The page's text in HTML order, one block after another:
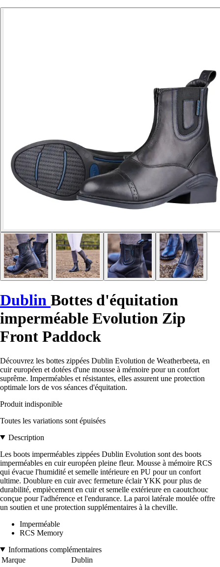
Dublin Bottes d'équitation
imperméable Evolution Zip
Front Paddock
Découvrez les bottes zippées Dublin Evolution de Weatherbeeta, en
cuir européen et dotées d'une mousse à mémoire pour un confort
suprême. Imperméables et résistantes, elles assurent une protection
optimale lors de vos séances d'équitation.
Produit indisponible
Toutes les variations sont épuisées
Description
Les boots imperméables zippées Dublin Evolution sont des boots
imperméables en cuir européen pleine fleur. Mousse à mémoire RCS
qui évacue l'humidité et semelle intérieure en PU pour un confort
ultime. Doublure en cuir avec fermeture éclair YKK pour plus de
durabilité, empiècement en cuir et semelle extérieure en caoutchouc
conçue pour l'adhérence et l'endurance. La paroi latérale moulée offre
un soutien et une protection supplémentaires à la cheville.
Imperméable
RCS Memory
Informations complémentaires
Marque
Dublin